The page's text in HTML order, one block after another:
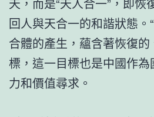
回人與天合一的和諧狀態。
合體的產生，蘊含著恢復的
標，這一目標也是中國作
力和價值尋求。